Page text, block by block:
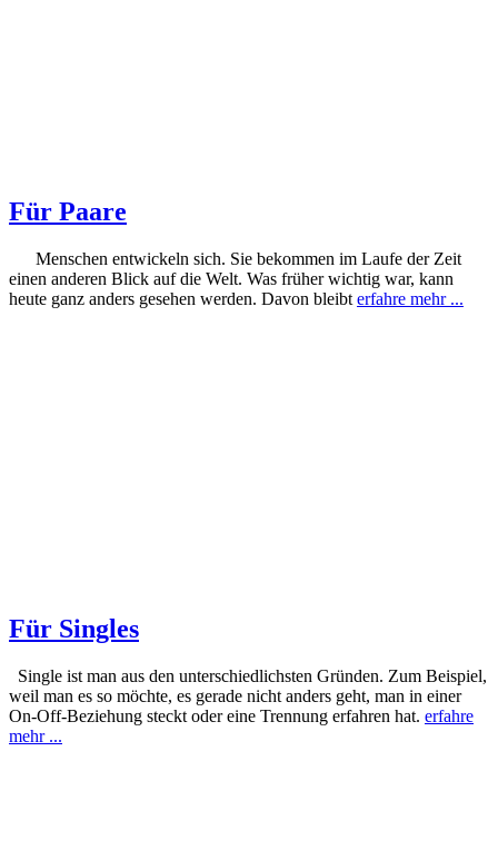
Für Paare
Menschen entwickeln sich. Sie bekommen im Laufe der Zeit
einen anderen Blick auf die Welt. Was früher wichtig war, kann
heute ganz anders gesehen werden. Davon bleibt erfahre mehr ...
Für Singles
Single ist man aus den unterschiedlichsten Gründen. Zum Beispiel,
weil man es so möchte, es gerade nicht anders geht, man in einer
On-Off-Beziehung steckt oder eine Trennung erfahren hat. erfahre
mehr ...